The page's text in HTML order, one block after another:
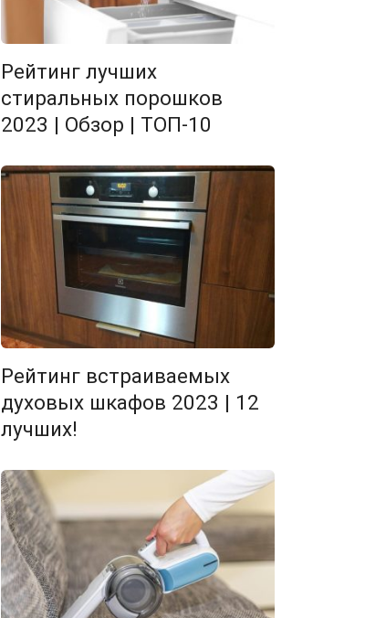
Рейтинг лучших
стиральных порошков
2023 | Обзор | ТОП-10
Рейтинг встраиваемых
духовых шкафов 2023 | 12
лучших!